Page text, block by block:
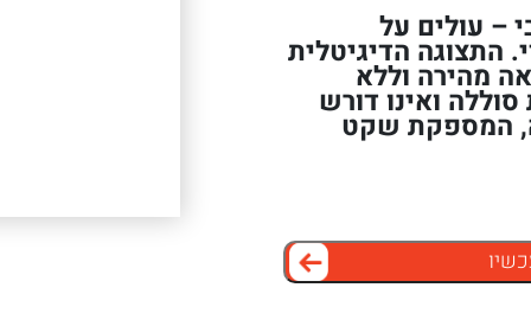
– עולים על
התצוגה הדיגיטלית
מהירה וללא
ואינו דורש
המספקת שקט